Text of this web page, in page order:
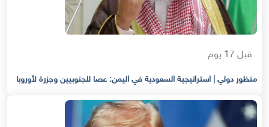
قبل 17 يوم
منظور دولي | استراتيجية السعودية في اليمن: عصا للجنوبيين وجزرة لأوروبا